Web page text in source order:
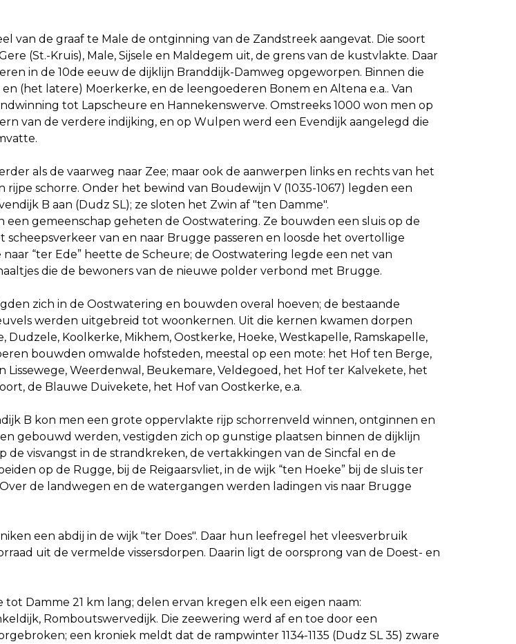
van de graaf te Male de ontginning van de Zandstreek aangevat. Die soort
(St.-Kruis), Male, Sijsele en Maldegem uit, de grens van de kustvlakte. Daar
in de 10de eeuw de dijklijn Branddijk-Damweg opgeworpen. Binnen die
(het latere) Moerkerke, en de leengoederen Bonem en Altena e.a.. Van
tot Lapscheure en Hannekenswerve. Omstreeks 1000 won men op
van de verdere indijking, en op Wulpen werd een Evendijk aangelegd die
als de vaarweg naar Zee; maar ook de aanwerpen links en rechts van het
schorre. Onder het bewind van Boudewijn V (1035-1067) legden een
B aan (Dudz SL); ze sloten het Zwin af "ten Damme".
een gemeenschap geheten de Oostwatering. Ze bouwden een sluis op de
scheepsverkeer van en naar Brugge passeren en loosde het overtollige
“ter Ede” heette de Scheure; de Oostwatering legde een net van
die de bewoners van de nieuwe polder verbond met Brugge.
zich in de Oostwatering en bouwden overal hoeven; de bestaande
werden uitgebreid tot woonkernen. Uit die kernen kwamen dorpen
Dudzele, Koolkerke, Mikhem, Oostkerke, Hoeke, Westkapelle, Ramskapelle,
bouwden omwalde hofsteden, meestal op een mote: het Hof ten Berge,
Lissewege, Weerdenwal, Beukemare, Veldegoed, het Hof ter Kalvekete, het
de Blauwe Duivekete, het Hof van Oostkerke, e.a.
B kon men een grote oppervlakte rijp schorrenveld winnen, ontginnen en
gebouwd werden, vestigden zich op gunstige plaatsen binnen de dijklijn
de visvangst in de strandkreken, de vertakkingen van de Sincfal en de
op de Rugge, bij de Reigaarsvliet, in de wijk “ten Hoeke” bij de sluis ter
de landwegen en de watergangen werden ladingen vis naar Brugge
een abdij in de wijk "ter Does". Daar hun leefregel het vleesverbruik
uit de vermelde vissersdorpen. Daarin ligt de oorsprong van de Doest- en
tot Damme 21 km lang; delen ervan kregen elk een eigen naam:
Romboutswervedijk. Die zeewering werd af en toe door een
een kroniek meldt dat de rampwinter 1134-1135 (Dudz SL 35) zware